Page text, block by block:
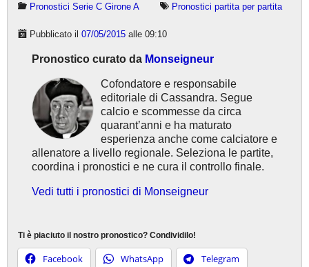
Pronostici Serie C Girone A Pronostici partita per partita
Pubblicato il 07/05/2015 alle 09:10
Pronostico curato da Monseigneur
Cofondatore e responsabile
editoriale di Cassandra. Segue
calcio e scommesse da circa
quarant’anni e ha maturato
esperienza anche come calciatore e
allenatore a livello regionale. Seleziona le partite,
coordina i pronostici e ne cura il controllo finale.
Vedi tutti i pronostici di Monseigneur
Ti è piaciuto il nostro pronostico? Condividilo!
Facebook WhatsApp Telegram